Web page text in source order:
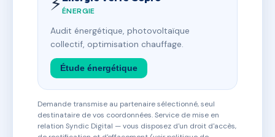
ÉNERGIE
Audit énergétique, photovoltaïque
collectif, optimisation chauffage.
Étude énergétique
Demande transmise au partenaire sélectionné, seul
destinataire de vos coordonnées. Service de mise en
relation Syndic Digital — vous disposez d'un droit d'accès,